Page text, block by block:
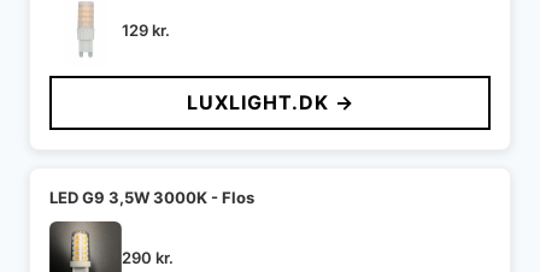
129kr.
LUXLIGHT.DK →
LED G9 3,5W 3000K - Flos
290 kr.